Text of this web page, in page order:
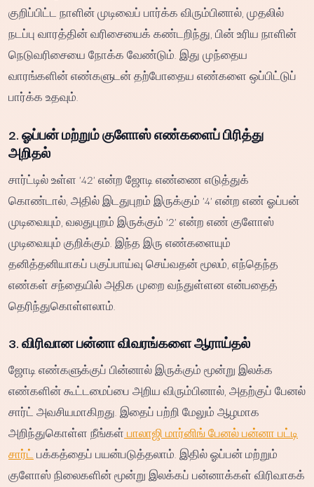
குறிப்பிட்ட நாளின் முடிவைப் பார்க்க விரும்பினால், முதலில்
நடப்பு வாரத்தின் வரிசையைக் கண்டறிந்து, பின் உரிய நாளின்
நெடுவரிசையை நோக்க வேண்டும். இது முந்தைய
வாரங்களின் எண்களுடன் தற்போதைய எண்களை ஒப்பிட்டுப்
பார்க்க உதவும்.
2. ஓப்பன் மற்றும் குளோஸ் எண்களைப் பிரித்து
அறிதல்
சார்ட்டில் உள்ள '42' என்ற ஜோடி எண்ணை எடுத்துக்
கொண்டால், அதில் இடதுபுறம் இருக்கும் '4' என்ற எண் ஓப்பன்
முடிவையும், வலதுபுறம் இருக்கும் '2' என்ற எண் குளோஸ்
முடிவையும் குறிக்கும். இந்த இரு எண்களையும்
தனித்தனியாகப் பகுப்பாய்வு செய்வதன் மூலம், எந்தெந்த
எண்கள் சந்தையில் அதிக முறை வந்துள்ளன என்பதைத்
தெரிந்துகொள்ளலாம்.
3. விரிவான பன்னா விவரங்களை ஆராய்தல்
ஜோடி எண்களுக்குப் பின்னால் இருக்கும் மூன்று இலக்க
எண்களின் கூட்டமைப்பை அறிய விரும்பினால், அதற்குப் பேனல்
சார்ட் அவசியமாகிறது. இதைப் பற்றி மேலும் ஆழமாக
அறிந்துகொள்ள நீங்கள் பாலாஜி மார்னிங் பேனல் பன்னா பட்டி
சார்ட் பக்கத்தைப் பயன்படுத்தலாம். இதில் ஓப்பன் மற்றும்
குளோஸ் நிலைகளின் மூன்று இலக்கப் பன்னாக்கள் விரிவாகக்